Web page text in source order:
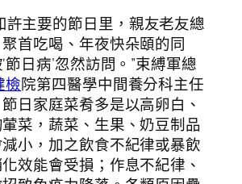
許主要的節日里，親友老友總
首吃喝、年夜快朵頤的同
節日病’忽然訪問。”束縛軍總
檢院第四醫學中間養分科主任
日家庭菜肴多是以高卵白、
菜，蔬菜、生果、奶豆制品
小，加之飲食不紀律或暴飲
效能會受損；作息不紀律、